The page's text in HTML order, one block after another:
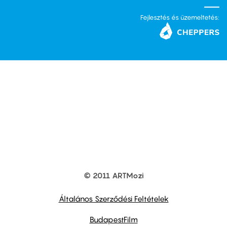
Fejlesztés és üzemeltetés:
© 2011 ARTMozi
Általános Szerződési Feltételek
BudapestFilm